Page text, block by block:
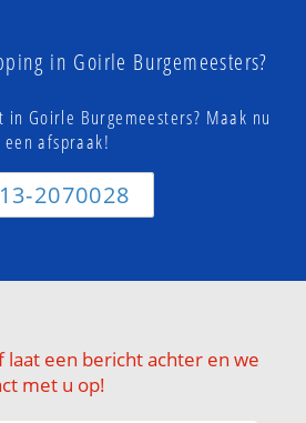
in Goirle Burgemeesters?
Goirle Burgemeesters? Maak nu
een afspraak!
2070028
laat een bericht achter en we
met u op!